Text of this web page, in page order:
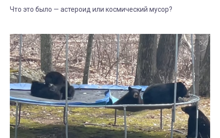
Что это было — астероид или космический мусор?